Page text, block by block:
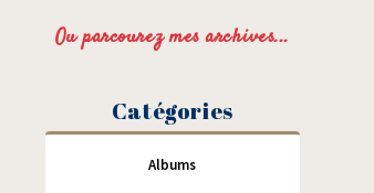
Ou parcourez mes archives...
Catégories
Albums